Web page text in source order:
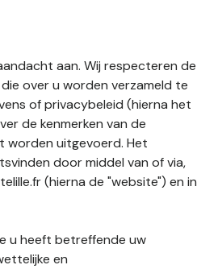
aan. Wij respecteren de
over u worden verzameld te
of privacybeleid (hierna het
de kenmerken van de
worden uitgevoerd. Het
door middel van of via,
(hierna de "website") en in
u heeft betreffende uw
en